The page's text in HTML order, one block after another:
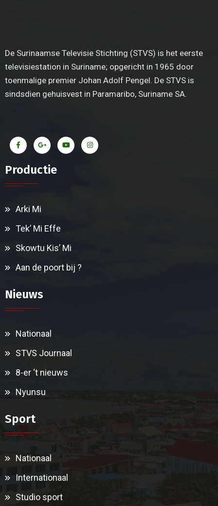
De Surinaamse Televisie Stichting (STVS) is het eerste
televisiestation in Suriname; opgericht in 1965 door
toenmalige premier Johan Adolf Pengel. De STVS is
sindsdien gehuisvest in Paramaribo, Suriname SA.
Productie
Arki Mi
Tek’ Mi Effe
Skowtu Kis’ Mi
Aan de poort bij ?
Nieuws
Nationaal
STVS Journaal
8-er ‘t nieuws
Nyunsu
Sport
Nationaal
Internationaal
Studio sport